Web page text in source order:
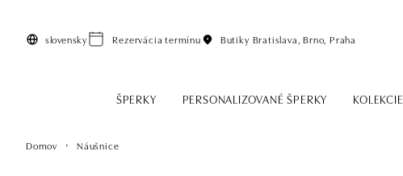
slovensky Rezervácia termínu Butiky Bratislava, Brno, Praha
ŠPERKY PERSONALIZOVANÉ ŠPERKY KOLEKCIE
Domov Náušnice